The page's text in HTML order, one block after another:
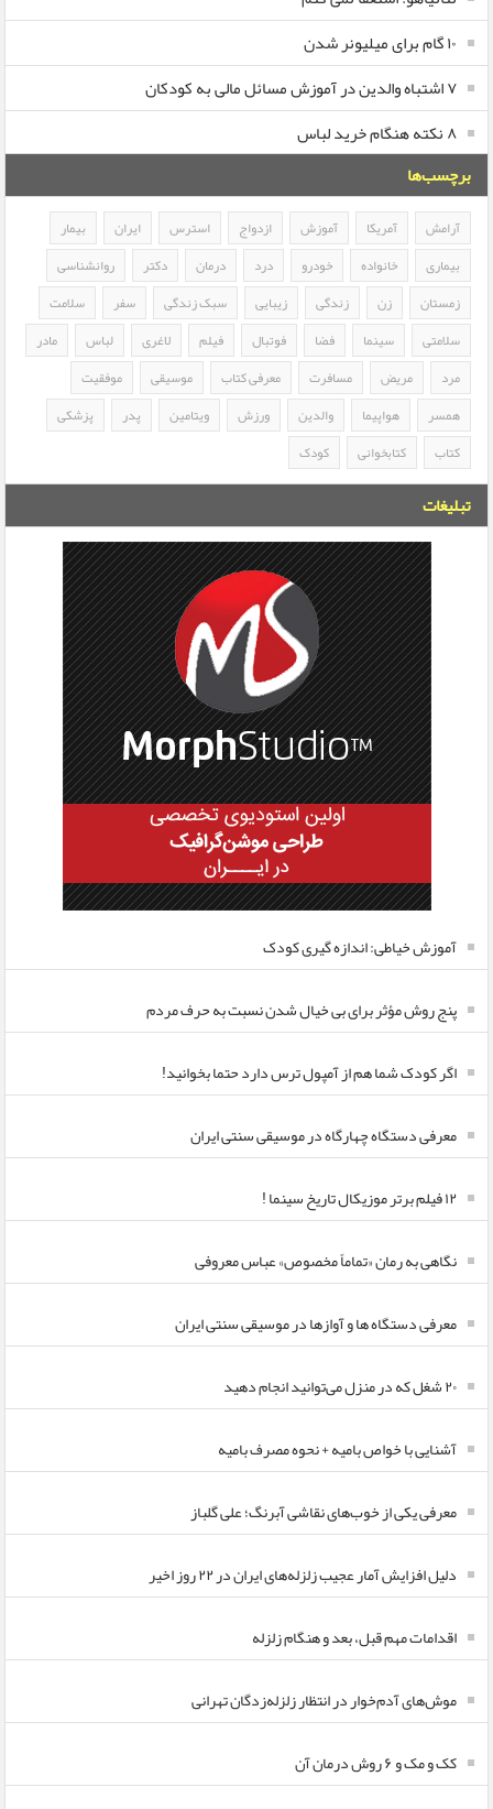
۱۰ گام برای میلیونر شدن
۷ اشتباه والدین در آموزش مسائل مالی به کودکان
۸ نکته هنگام خرید لباس
برچسب‌ها
آرامش آمریکا آموزش ازدواج استرس ایران
بیمار
بیماری
خانواده خودرو درد درمان دکتر
روانشناسی
زمستان
زن زندگی زیبایی سبک زندگی سفر
سلامت
سلامتی
سینما فضا فوتبال فیلم لاغری لباس
مادر
مرد
مریض مسافرت معرفی کتاب موسیقی
موفقیت
همسر
هواپیما والدین ورزش ویتامین پدر
پزشکی
کتاب
کتابخوانی کودک
تبلیغات
آموزش خیاطی: اندازه گیری کودک
پنج روش مؤثر برای بی خیال شدن نسبت به حرف مردم
اگر کودک شما هم از آمپول ترس دارد حتما بخوانید!
معرفی دستگاه چهارگاه در موسیقی سنتی ایران
۱۲ فیلم برتر موزیکال تاریخ سینما !
نگاهی به رمان «تماماً مخصوص» عباس معروفی
معرفی دستگاه ها و آوازها در موسیقی سنتی ایران
۲۰ شغل که در منزل می‌توانید انجام دهید
آشنایی با خواص بامیه + نحوه مصرف بامیه
معرفی یکی از خوب‌های نقاشی آبرنگ؛ علی گلباز
دلیل افزایش آمار عجیب زلزله‌های ایران در ۲۲ روز اخیر
اقدامات مهم قبل، بعد و هنگام زلزله
موش‌های آدم‌خوار در انتظار زلزله‌زدگان تهرانی
کک و مک و ۶ روش درمان آن